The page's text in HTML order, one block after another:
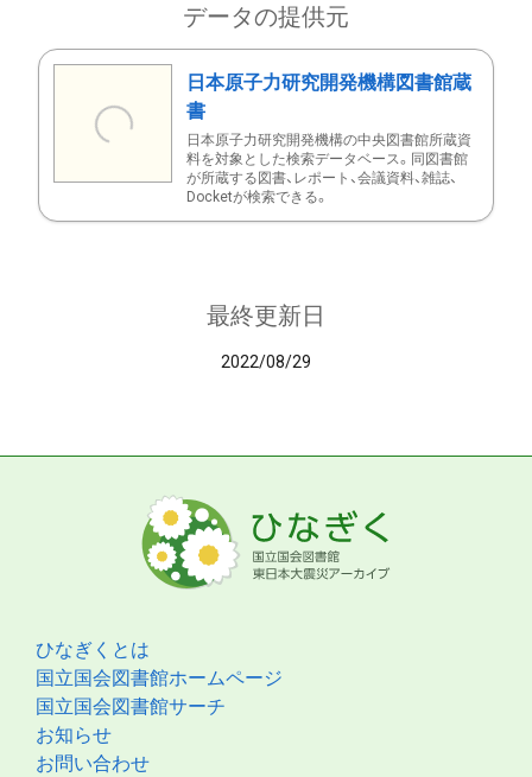
データの提供元
日本原子力研究開発機構図書館蔵
書
日本原子力研究開発機構の中央図書館所蔵資
料を対象とした検索データベース。同図書館
が所蔵する図書、レポート、会議資料、雑誌、
Docketが検索できる。
最終更新日
2022/08/29
ひなぎくとは
国立国会図書館ホームページ
国立国会図書館サーチ
お知らせ
お問い合わせ